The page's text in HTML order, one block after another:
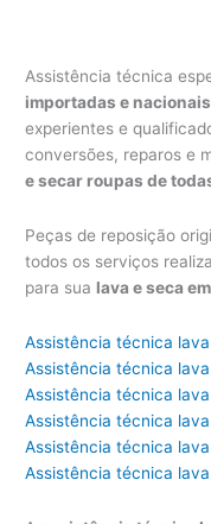
Assistência técnica
importadas e nacionais
experientes e
conversões, reparos e
e secar roupas de
Peças de reposição
todos os serviços
para sua lava e seca
Assistência técnica
Assistência técnica
Assistência técnica
Assistência técnica
Assistência técnica
Assistência técnica